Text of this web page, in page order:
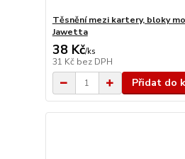
Těsnění mezi kartery, bloky
Jawetta
38 Kč/ks
31 Kč bez DPH
Přidat do